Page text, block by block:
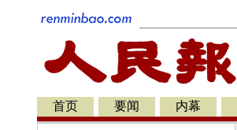
首页 要闻 内幕